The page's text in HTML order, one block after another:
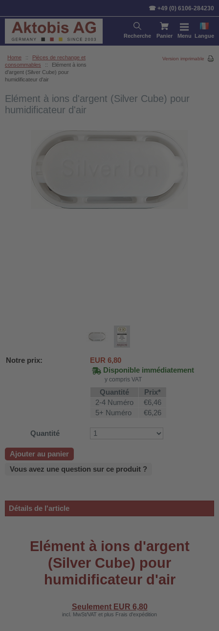
☎ +49 (0) 6106-284230
Recherche Panier Menu Langue
et WDH-626L
220B
988b
AP1101
Home ::
Pièces de rechange et
consommables
::
Elément à ions
d'argent (Silver Cube) pour
humidificateur d'air
Version imprimable
Elément à ions d'argent (Silver Cube) pour
humidificateur d'air
Notre prix: EUR 6,80
Disponible immédiatement
y compris VAT
Quantité
Prix*
2-4 Numéro
€6,46
5+ Numéro
€6,26
Quantité
Ajouter au panier
Vous avez une question sur ce produit ?
Détails de l'article
Elément à ions d'argent
(Silver Cube) pour
humidificateur d'air
Seulement EUR 6,80
incl. MwSt/VAT et plus Frais d'expédition